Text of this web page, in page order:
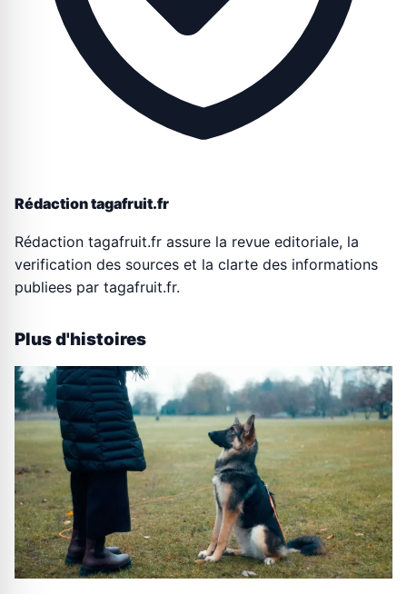
Rédaction tagafruit.fr
Rédaction tagafruit.fr assure la revue editoriale, la
verification des sources et la clarte des informations
publiees par tagafruit.fr.
Plus d'histoires